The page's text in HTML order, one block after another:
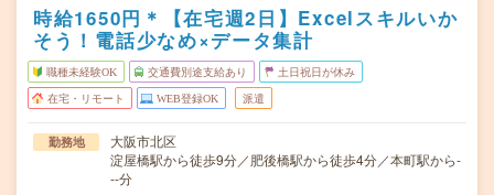
時給1650円＊【在宅週2日】Excelスキルいか
そう！電話少なめ×データ集計
職種未経験OK 交通費別途支給あり 土日祝日が休み
在宅・リモート WEB登録OK 派遣
勤務地
大阪市北区
淀屋橋駅から徒歩9分／肥後橋駅から徒歩4分／本町駅から-
--分